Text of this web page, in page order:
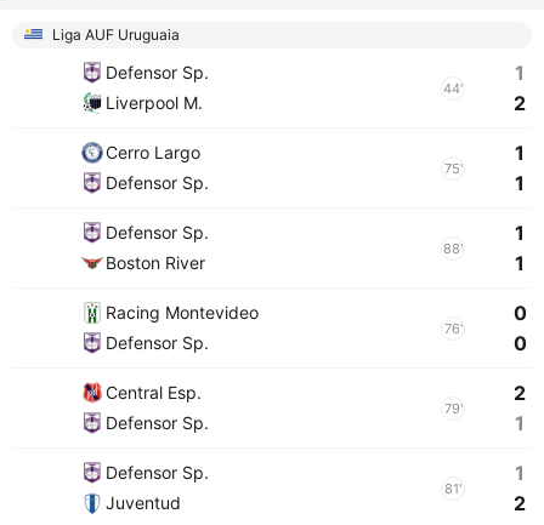
Liga AUF Uruguaia
Defensor Sp.
Liverpool M.
44'
1
2
Cerro Largo
Defensor Sp.
75'
1
1
Defensor Sp.
Boston River
88'
1
1
Racing Montevideo
Defensor Sp.
76'
0
0
Central Esp.
Defensor Sp.
79'
2
1
Defensor Sp.
Juventud
81'
1
2